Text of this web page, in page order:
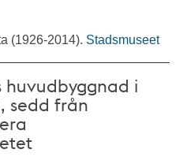
(1926-2014). Stadsmuseet
huvudbyggnad i
sedd från